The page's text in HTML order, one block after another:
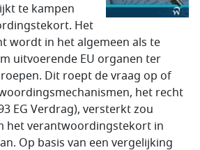
te kampen
Het
wordt in het algemeen als te
uitvoerende EU organen ter
Dit roept de vraag op of
het recht
EG Verdrag), versterkt zou
het verantwoordingstekort in
Op basis van een vergelijking